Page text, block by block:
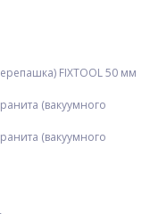
FIXTOOL 50 мм
(вакуумного
(вакуумного